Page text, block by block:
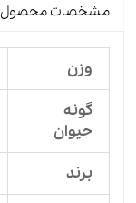
مشخصات محصول
وزن
گونه
حیوان
برند